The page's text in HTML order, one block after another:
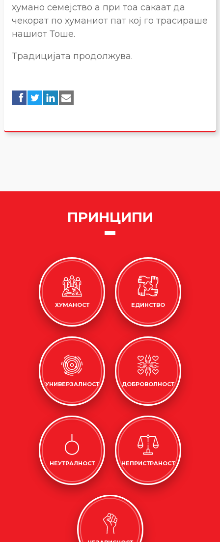
хумано семејство а при тоа сакаат да
чекорат по хуманиот пат кој го трасираше
нашиот Тоше.
Традицијата продолжува.
ПРИНЦИПИ
ХУМАНОСТ ЕДИНСТВО
УНИВЕРЗАЛНОСТ ДОБРОВОЛНОСТ
НЕУТРАЛНОСТ НЕПРИСТРАНОСТ